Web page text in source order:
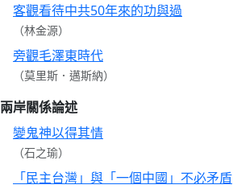
客觀看待中共50年來的功與過
（林金源）
旁觀毛澤東時代
（莫里斯．邁斯納）
兩岸關係論述
變鬼神以得其情
（石之瑜）
「民主台灣」與「一個中國」不必矛盾